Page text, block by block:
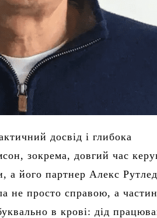
досвід і глибока
зокрема, довгий час
а його партнер Алекс
не просто справою, а
в крові: дід